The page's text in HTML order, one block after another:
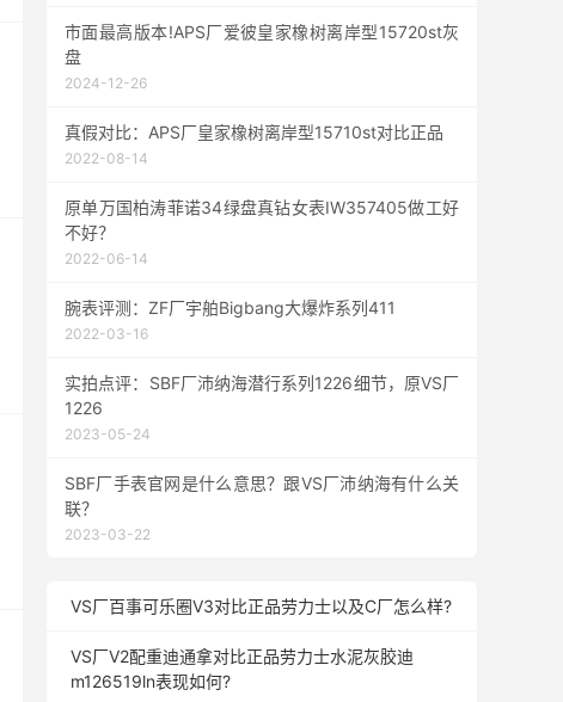
市面最高版本!APS厂爱彼皇家橡树离岸型15720st灰
盘
2024-12-26
真假对比：APS厂皇家橡树离岸型15710st对比正品
2022-08-14
原单万国柏涛菲诺34绿盘真钻女表IW357405做工好
不好？
2022-06-14
腕表评测：ZF厂宇舶Bigbang大爆炸系列411
2022-03-16
实拍点评：SBF厂沛纳海潜行系列1226细节，原VS厂
1226
2023-05-24
SBF厂手表官网是什么意思？跟VS厂沛纳海有什么关
联？
2023-03-22
VS厂百事可乐圈V3对比正品劳力士以及C厂怎么样?
VS厂V2配重迪通拿对比正品劳力士水泥灰胶迪
m126519ln表现如何?